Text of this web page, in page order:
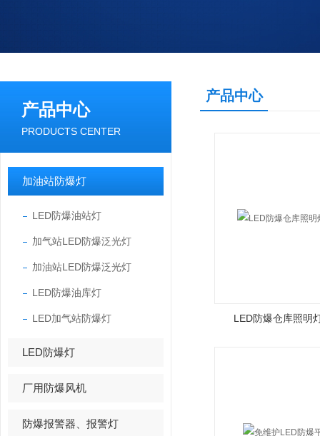
产品中心
PRODUCTS CENTER
加油站防爆灯
LED防爆油站灯
加气站LED防爆泛光灯
加油站LED防爆泛光灯
LED防爆油库灯
LED加气站防爆灯
LED防爆灯
厂用防爆风机
防爆报警器、报警灯
产品中心
LED防爆仓库照明